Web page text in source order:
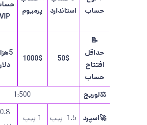
حساب
استاندارد
پرمیوم
VIP
📝
حداقل
افتتاح
حساب
50$
1000$
دلار
⚖️لوریج 1:500
🚀اسپرد 1.5 پیپ 1 پیپ
0.8